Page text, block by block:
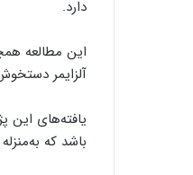
دارد.
این مطالعه
آلزایمر
یافته‌های
باشد که